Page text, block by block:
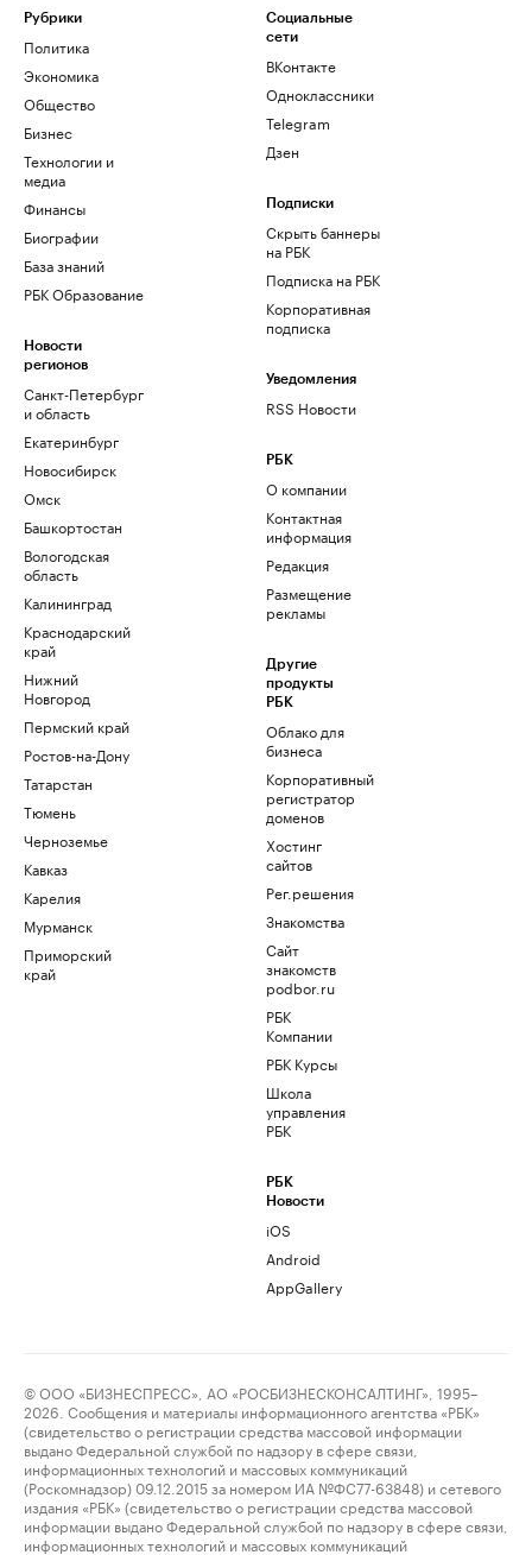
Рубрики
Политика
Экономика
Общество
Бизнес
Технологии и
медиа
Финансы
Биографии
База знаний
РБК Образование
Новости
регионов
Санкт-Петербург
и область
Екатеринбург
Новосибирск
Омск
Башкортостан
Вологодская
область
Калининград
Краснодарский
край
Нижний
Новгород
Пермский край
Ростов-на-Дону
Татарстан
Тюмень
Черноземье
Кавказ
Карелия
Мурманск
Приморский
край
Социальные
сети
ВКонтакте
Одноклассники
Telegram
Дзен
Подписки
Скрыть баннеры
на РБК
Подписка на РБК
Корпоративная
подписка
Уведомления
RSS Новости
РБК
О компании
Контактная
информация
Редакция
Размещение
рекламы
Другие
продукты
РБК
Облако для
бизнеса
Корпоративный
регистратор
доменов
Хостинг
сайтов
Рег.решения
Знакомства
Сайт
знакомств
podbor.ru
РБК
Компании
РБК Курсы
Школа
управления
РБК
РБК
Новости
iOS
Android
AppGallery
© ООО «БИЗНЕСПРЕСС», АО «РОСБИЗНЕСКОНСАЛТИНГ», 1995–
2026. Сообщения и материалы информационного агентства «РБК»
(свидетельство о регистрации средства массовой информации
выдано Федеральной службой по надзору в сфере связи,
информационных технологий и массовых коммуникаций
(Роскомнадзор) 09.12.2015 за номером ИА №ФС77-63848) и сетевого
издания «РБК» (свидетельство о регистрации средства массовой
информации выдано Федеральной службой по надзору в сфере связи,
информационных технологий и массовых коммуникаций